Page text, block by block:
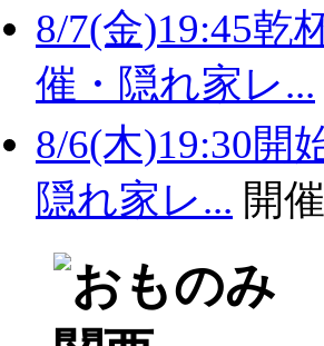
8/7(金)19:45乾
催・隠れ家レ...
8/6(木)19:30開
隠れ家レ... 開